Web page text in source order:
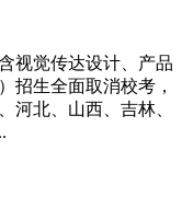
视觉传达设计、产品
招生全面取消校考，
河北、山西、吉林、